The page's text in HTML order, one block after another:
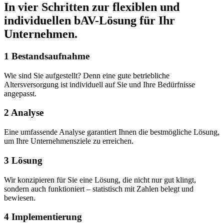
In vier Schritten zur flexiblen und
individuellen bAV-Lösung für Ihr
Unternehmen.
1 Bestandsaufnahme
Wie sind Sie aufgestellt? Denn eine gute betriebliche
Altersversorgung ist individuell auf Sie und Ihre Bedürfnisse
angepasst.
2 Analyse
Eine umfassende Analyse garantiert Ihnen die bestmögliche Lösung,
um Ihre Unternehmensziele zu erreichen.
3 Lösung
Wir konzipieren für Sie eine Lösung, die nicht nur gut klingt,
sondern auch funktioniert – statistisch mit Zahlen belegt und
bewiesen.
4 Implementierung